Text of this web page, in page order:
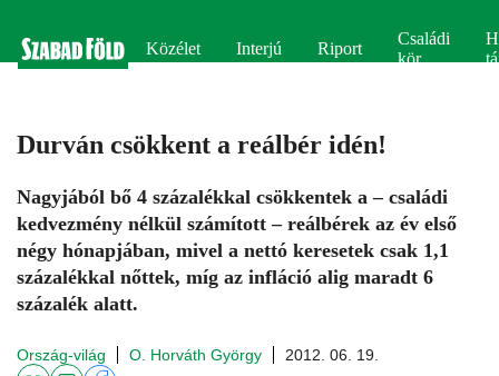
Közélet Interjú Riport
Családi
kör
Durván csökkent a reálbér idén!
Nagyjából bő 4 százalékkal csökkentek a – családi
kedvezmény nélkül számított – reálbérek az év első
négy hónapjában, mivel a nettó keresetek csak 1,1
százalékkal nőttek, míg az infláció alig maradt 6
százalék alatt.
Ország-világ O. Horváth György 2012. 06. 19.